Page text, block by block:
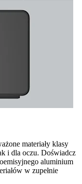
materiały klasy
i dla oczu. Doświadcz
aluminium
w zupełnie